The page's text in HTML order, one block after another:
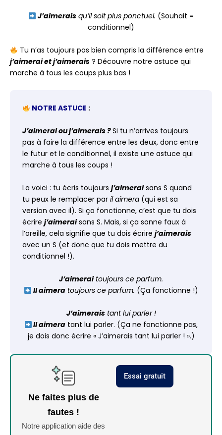
J’aimeraisqu’il soit plus ponctuel. (Souhait =
conditionnel)
Tu n’as toujours pas bien compris la différence entre
j’aimerai et j’aimerais ? Découvre notre astuce qui
marche à tous les coups plus bas !
NOTRE ASTUCE :
J’aimerai ou j’aimerais ?Si tu n’arrives toujours
pas à faire la différence entre les deux, donc entre
le futur et le conditionnel, il existe une astuce qui
marche à tous les coups !
La voici : tu écris toujours j’aimeraisans S quand
tu peux le remplacer par il aimera (qui est sa
version avec il). Si ça fonctionne, c’est que tu dois
écrire j’aimeraisans S. Mais, si ça sonne faux à
l’oreille, cela signifie que tu dois écrire j’aimerais
avec un S (et donc que tu dois mettre du
conditionnel !).
J’aimeraitoujours ce parfum.
Il aimeratoujours ce parfum. (Ça fonctionne !)
J’aimeraistant lui parler !
Il aimera tant lui parler. (Ça ne fonctionne pas,
je dois donc écrire « J’aimerais tant lui parler ! ».)
Ne faites plus de
fautes !
Notre application aide des
Essai gratuit